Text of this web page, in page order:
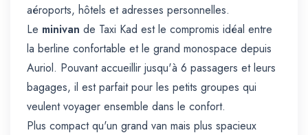
aéroports, hôtels et adresses personnelles.
Le minivan de Taxi Kad est le compromis idéal entre
la berline confortable et le grand monospace depuis
Auriol. Pouvant accueillir jusqu'à 6 passagers et leurs
bagages, il est parfait pour les petits groupes qui
veulent voyager ensemble dans le confort.
Plus compact qu'un grand van mais plus spacieux